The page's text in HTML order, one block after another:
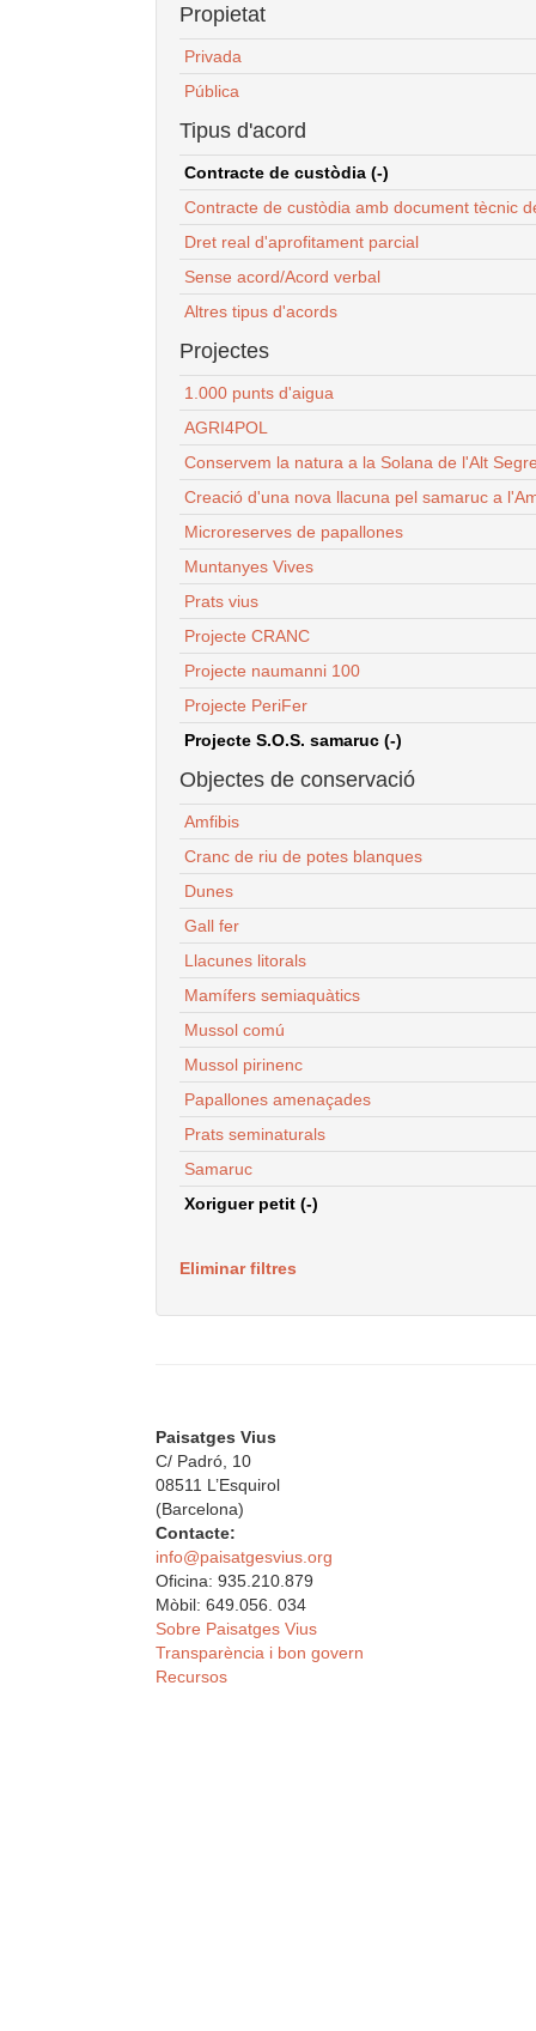
Propietat
Privada
Pública
Tipus d'acord
Contracte de custòdia (-)
Contracte de custòdia amb document tècnic
Dret real d'aprofitament parcial
Sense acord/Acord verbal
Altres tipus d'acords
Projectes
1.000 punts d'aigua
AGRI4POL
Conservem la natura a la Solana de l'Alt
Creació d'una nova llacuna pel samaruc a
Microreserves de papallones
Muntanyes Vives
Prats vius
Projecte CRANC
Projecte naumanni 100
Projecte PeriFer
Projecte S.O.S. samaruc (-)
Objectes de conservació
Amfibis
Cranc de riu de potes blanques
Dunes
Gall fer
Llacunes litorals
Mamífers semiaquàtics
Mussol comú
Mussol pirinenc
Papallones amenaçades
Prats seminaturals
Samaruc
Xoriguer petit (-)
Eliminar filtres
Paisatges Vius
C/ Padró, 10
08511 L’Esquirol
(Barcelona)
Contacte:
info@paisatgesvius.org
Oficina: 935.210.879
Mòbil: 649.056. 034
Sobre Paisatges Vius
Transparència i bon govern
Recursos